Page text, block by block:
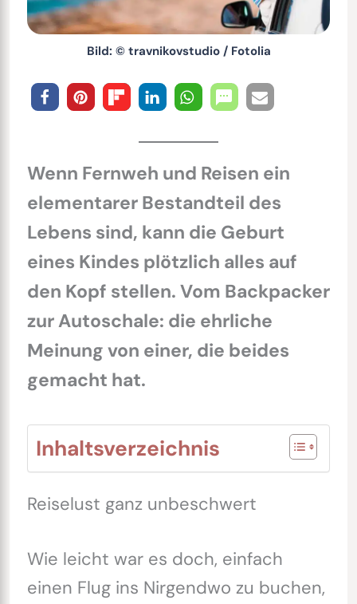
Bild: © travnikovstudio / Fotolia
Wenn Fernweh und Reisen ein
elementarer Bestandteil des
Lebens sind, kann die Geburt
eines Kindes plötzlich alles auf
den Kopf stellen. Vom Backpacker
zur Autoschale: die ehrliche
Meinung von einer, die beides
gemacht hat.
Inhaltsverzeichnis
Reiselust ganz unbeschwert
Wie leicht war es doch, einfach
einen Flug ins Nirgendwo zu buchen,